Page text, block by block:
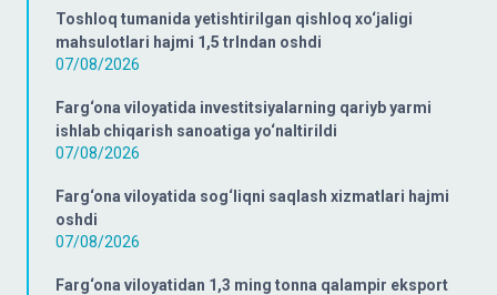
Toshloq tumanida yetishtirilgan qishloq xo‘jaligi
mahsulotlari hajmi 1,5 trlndan oshdi
07/08/2026
Farg‘ona viloyatida investitsiyalarning qariyb yarmi
ishlab chiqarish sanoatiga yo‘naltirildi
07/08/2026
Farg‘ona viloyatida sog‘liqni saqlash xizmatlari hajmi
oshdi
07/08/2026
Farg‘ona viloyatidan 1,3 ming tonna qalampir eksport